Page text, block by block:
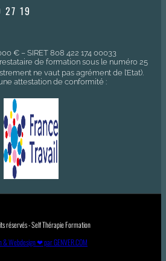
19
€ – SIRET 808 422 174 00033
de formation sous le numéro 25
ne vaut pas agrément de l’Etat).
attestation de conformité :
réservés - Self Thérapie Formation
& Webdesign ❤ par GENVER.COM